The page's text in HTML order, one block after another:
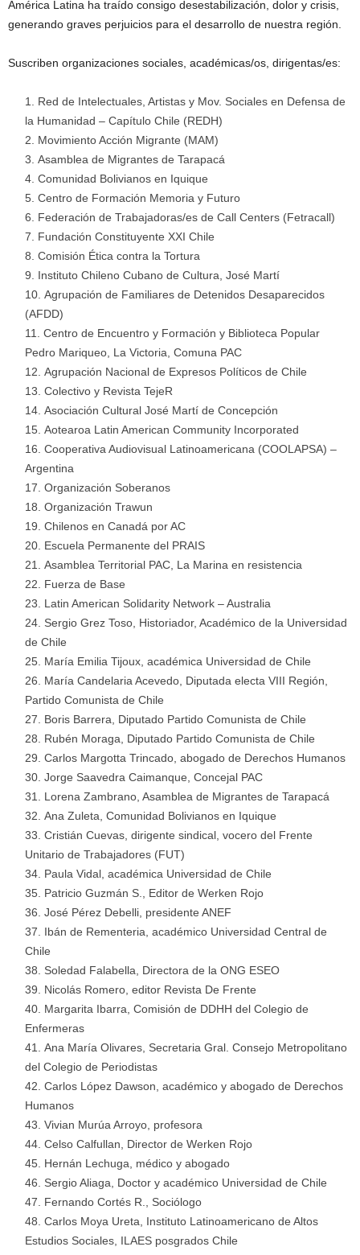
América Latina ha traído consigo desestabilización, dolor y crisis,
generando graves perjuicios para el desarrollo de nuestra región.
Suscriben organizaciones sociales, académicas/os, dirigentas/es:
Red de Intelectuales, Artistas y Mov. Sociales en Defensa de
la Humanidad – Capítulo Chile (REDH)
Movimiento Acción Migrante (MAM)
Asamblea de Migrantes de Tarapacá
Comunidad Bolivianos en Iquique
Centro de Formación Memoria y Futuro
Federación de Trabajadoras/es de Call Centers (Fetracall)
Fundación Constituyente XXI Chile
Comisión Ética contra la Tortura
Instituto Chileno Cubano de Cultura, José Martí
Agrupación de Familiares de Detenidos Desaparecidos
(AFDD)
Centro de Encuentro y Formación y Biblioteca Popular
Pedro Mariqueo, La Victoria, Comuna PAC
Agrupación Nacional de Expresos Políticos de Chile
Colectivo y Revista TejeR
Asociación Cultural José Martí de Concepción
Aotearoa Latin American Community Incorporated
Cooperativa Audiovisual Latinoamericana (COOLAPSA) –
Argentina
Organización Soberanos
Organización Trawun
Chilenos en Canadá por AC
Escuela Permanente del PRAIS
Asamblea Territorial PAC, La Marina en resistencia
Fuerza de Base
Latin American Solidarity Network – Australia
Sergio Grez Toso, Historiador, Académico de la Universidad
de Chile
María Emilia Tijoux, académica Universidad de Chile
María Candelaria Acevedo, Diputada electa VIII Región,
Partido Comunista de Chile
Boris Barrera, Diputado Partido Comunista de Chile
Rubén Moraga, Diputado Partido Comunista de Chile
Carlos Margotta Trincado, abogado de Derechos Humanos
Jorge Saavedra Caimanque, Concejal PAC
Lorena Zambrano, Asamblea de Migrantes de Tarapacá
Ana Zuleta, Comunidad Bolivianos en Iquique
Cristián Cuevas, dirigente sindical, vocero del Frente
Unitario de Trabajadores (FUT)
Paula Vidal, académica Universidad de Chile
Patricio Guzmán S., Editor de Werken Rojo
José Pérez Debelli, presidente ANEF
Ibán de Rementeria, académico Universidad Central de
Chile
Soledad Falabella, Directora de la ONG ESEO
Nicolás Romero, editor Revista De Frente
Margarita Ibarra, Comisión de DDHH del Colegio de
Enfermeras
Ana María Olivares, Secretaria Gral. Consejo Metropolitano
del Colegio de Periodistas
Carlos López Dawson, académico y abogado de Derechos
Humanos
Vivian Murúa Arroyo, profesora
Celso Calfullan, Director de Werken Rojo
Hernán Lechuga, médico y abogado
Sergio Aliaga, Doctor y académico Universidad de Chile
Fernando Cortés R., Sociólogo
Carlos Moya Ureta, Instituto Latinoamericano de Altos
Estudios Sociales, ILAES posgrados Chile